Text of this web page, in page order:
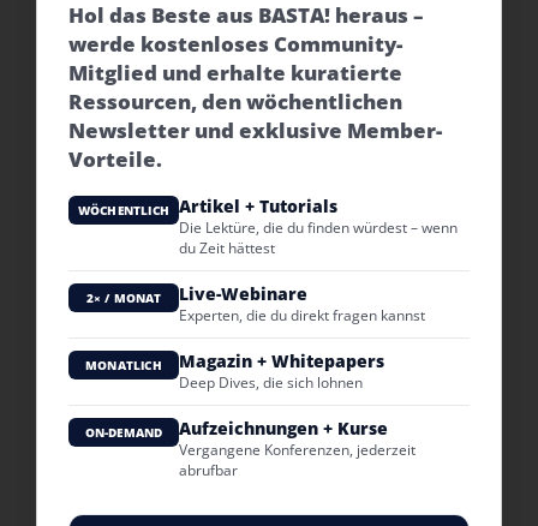
Hol das Beste aus BASTA! heraus –
werde kostenloses Community-
Mitglied und erhalte kuratierte
Ressourcen, den wöchentlichen
Newsletter und exklusive Member-
Vorteile.
WÖCHENTLICH Artikel + Tutorials
Die Lektüre, die du finden würdest – wenn
du Zeit hättest
2× / MONAT Live-Webinare
Experten, die du direkt fragen kannst
MONATLICH Magazin + Whitepapers
Deep Dives, die sich lohnen
ON-DEMAND Aufzeichnungen + Kurse
Vergangene Konferenzen, jederzeit
abrufbar